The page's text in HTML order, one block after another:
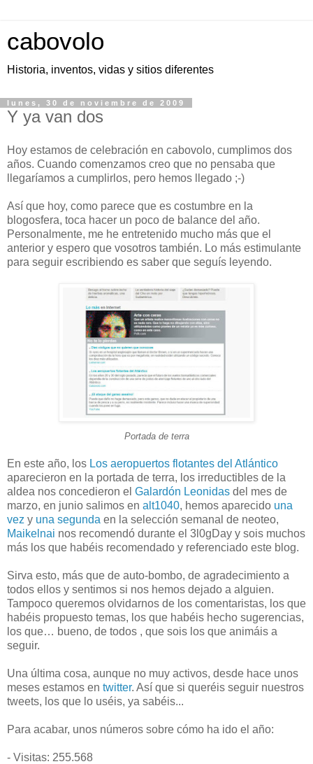
cabovolo
Historia, inventos, vidas y sitios diferentes
lunes, 30 de noviembre de 2009
Y ya van dos
Hoy estamos de celebración en cabovolo, cumplimos dos
años. Cuando comenzamos creo que no pensaba que
llegaríamos a cumplirlos, pero hemos llegado ;-)
Así que hoy, como parece que es costumbre en la
blogosfera, toca hacer un poco de balance del año.
Personalmente, me he entretenido mucho más que el
anterior y espero que vosotros también. Lo más estimulante
para seguir escribiendo es saber que seguís leyendo.
Portada de terra
En este año, los Los aeropuertos flotantes del Atlántico
aparecieron en la portada de terra, los irreductibles de la
aldea nos concedieron el Galardón Leonidas del mes de
marzo, en junio salimos en alt1040, hemos aparecido una
vez y una segunda en la selección semanal de neoteo,
Maikelnai nos recomendó durante el 3l0gDay y sois muchos
más los que habéis recomendado y referenciado este blog.
Sirva esto, más que de auto-bombo, de agradecimiento a
todos ellos y sentimos si nos hemos dejado a alguien.
Tampoco queremos olvidarnos de los comentaristas, los que
habéis propuesto temas, los que habéis hecho sugerencias,
los que… bueno, de todos , que sois los que animáis a
seguir.
Una última cosa, aunque no muy activos, desde hace unos
meses estamos en twitter. Así que si queréis seguir nuestros
tweets, los que lo uséis, ya sabéis...
Para acabar, unos números sobre cómo ha ido el año:
- Visitas: 255.568